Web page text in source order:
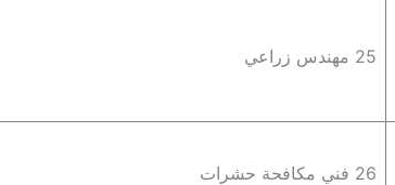
25 مهندس زراعي
26 فني مكافحة حشرات